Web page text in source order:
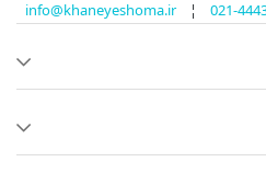
info@khaneyeshoma.ir¦ 021-